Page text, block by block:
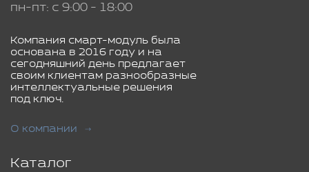
пн-пт: с 9:00 - 18:00
Компания смарт-модуль была
основана в 2016 году и на
сегодняшний день предлагает
своим клиентам разнообразные
интеллектуальные решения
под ключ.
О компании
Каталог